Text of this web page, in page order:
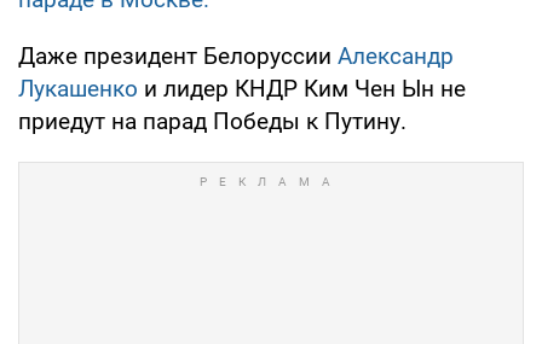
Даже президент Белоруссии Александр
Лукашенко и лидер КНДР Ким Чен Ын не
приедут на парад Победы к Путину.